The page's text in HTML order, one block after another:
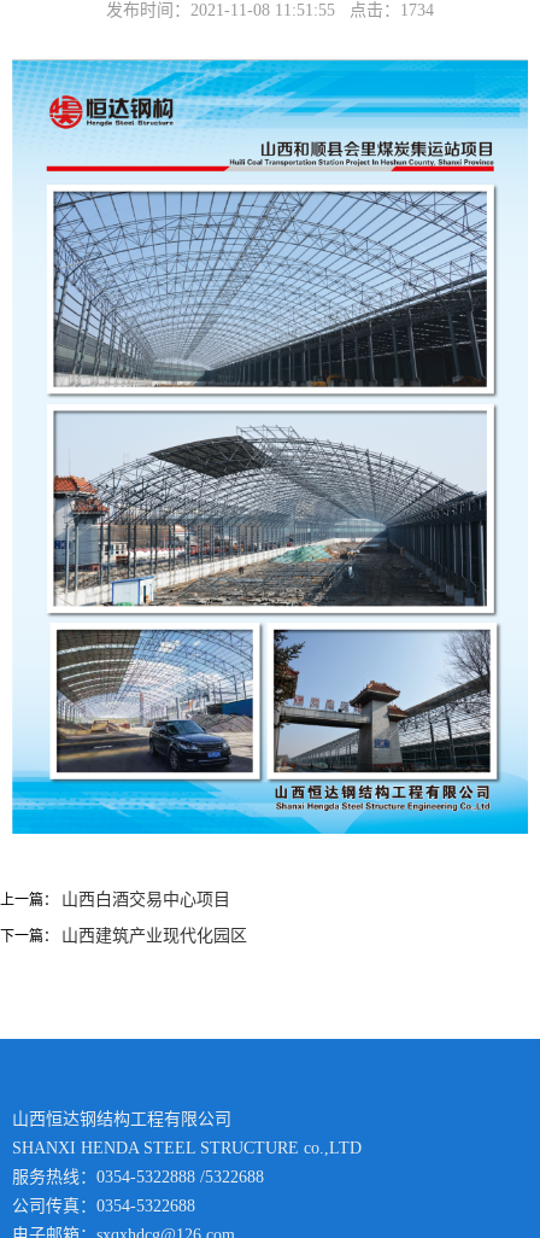
发布时间：2021-11-08 11:51:55 点击： 1734
上一篇： 山西白酒交易中心项目
下一篇： 山西建筑产业现代化园区
山西恒达钢结构工程有限公司
SHANXI HENDA STEEL STRUCTURE co.,LTD
服务热线：0354-5322888 /5322688
公司传真：0354-5322688